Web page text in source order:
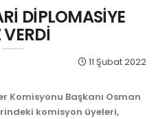
DİPLOMASİYE
VERDİ
11 Şubat 2022
Komisyonu Başkanı Osman
komisyon üyeleri,